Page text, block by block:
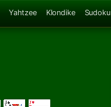
Yahtzee Klondike Sudoku